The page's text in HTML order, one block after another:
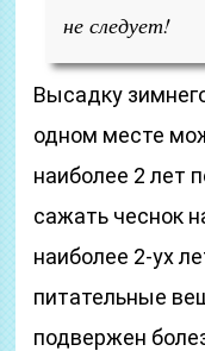
не следует!
Высадку
одном месте
наиболее 2 лет
сажать чеснок
наиболее 2-ух
питательные
подвержен